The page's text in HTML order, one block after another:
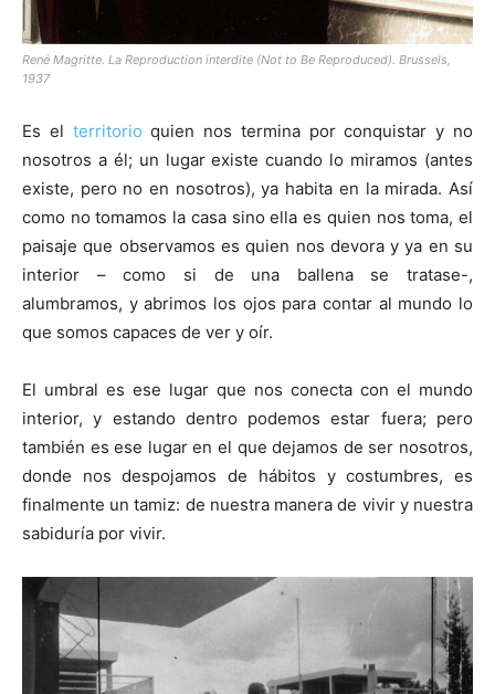
René Magritte. La Reproduction interdite (Not to Be Reproduced). Brussels,
1937
Es el territorio quien nos termina por conquistar y no
nosotros a él; un lugar existe cuando lo miramos (antes
existe, pero no en nosotros), ya habita en la mirada. Así
como no tomamos la casa sino ella es quien nos toma, el
paisaje que observamos es quien nos devora y ya en su
interior – como si de una ballena se tratase-,
alumbramos, y abrimos los ojos para contar al mundo lo
que somos capaces de ver y oír.
El umbral es ese lugar que nos conecta con el mundo
interior, y estando dentro podemos estar fuera; pero
también es ese lugar en el que dejamos de ser nosotros,
donde nos despojamos de hábitos y costumbres, es
finalmente un tamiz: de nuestra manera de vivir y nuestra
sabiduría por vivir.